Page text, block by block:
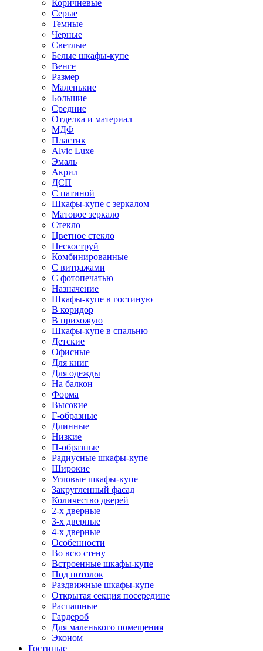
Коричневые
Серые
Темные
Черные
Светлые
Белые шкафы-купе
Венге
Размер
Маленькие
Большие
Средние
Отделка и материал
МДФ
Пластик
Alvic Luxe
Эмаль
Акрил
ДСП
С патиной
Шкафы-купе с зеркалом
Матовое зеркало
Стекло
Цветное стекло
Пескоструй
Комбинированные
С витражами
С фотопечатью
Назначение
Шкафы-купе в гостиную
В коридор
В прихожую
Шкафы-купе в спальню
Детские
Офисные
Для книг
Для одежды
На балкон
Форма
Высокие
Г-образные
Длинные
Низкие
П-образные
Радиусные шкафы-купе
Широкие
Угловые шкафы-купе
Закругленный фасад
Количество дверей
2-х дверные
3-х дверные
4-х дверные
Особенности
Во всю стену
Встроенные шкафы-купе
Под потолок
Раздвижные шкафы-купе
Открытая секция посередине
Распашные
Гардероб
Для маленького помещения
Эконом
Гостиные